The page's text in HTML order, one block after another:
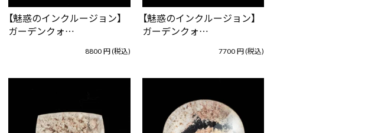
【魅惑のインクルージョン】
ガーデンクォ…
8800円(税込)
【魅惑のインクルージョン】
ガーデンクォ…
7700円(税込)